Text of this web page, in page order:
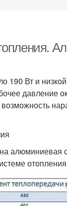
Вт и
давление
алюминиевая